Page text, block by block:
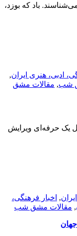
باد که بوزد،
ادبی، هنری ایران,
شب, مقالات مشق
که قابل فروش باشد. ۲. مثل یک حرفه‌ای ویرایش
, اخبار فرهنگی،
, مقالات مشق شب